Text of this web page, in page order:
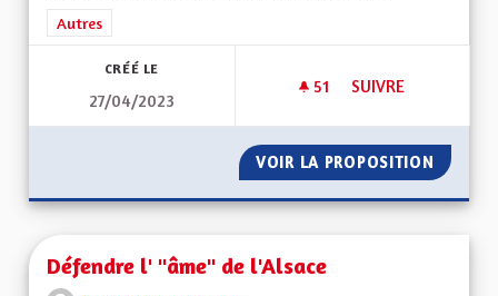
Filtrer les résultats de la catégorie : Autres
Autres
CRÉÉ LE
27/04/2023
51 51 ABONNÉS
SUIVRE
VOIR LA PROPOSITION USER
Défendre l' "âme" de l'Alsace